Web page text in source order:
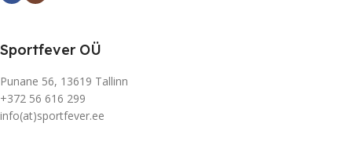
Sportfever OÜ
Punane 56, 13619 Tallinn
+372 56 616 299
info(at)sportfever.ee